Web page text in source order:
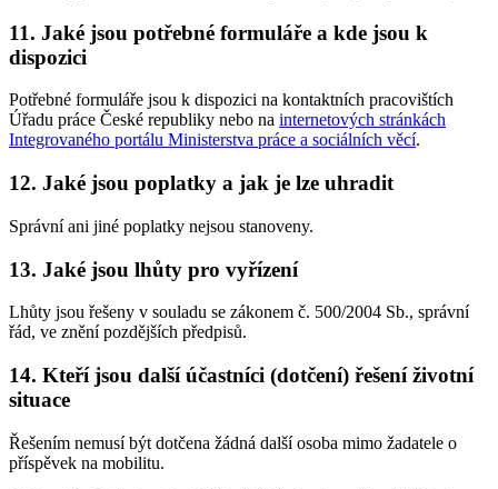
11. Jaké jsou potřebné formuláře a kde jsou k
dispozici
Potřebné formuláře jsou k dispozici na kontaktních pracovištích
Úřadu práce České republiky nebo na internetových stránkách
Integrovaného portálu Ministerstva práce a sociálních věcí.
12. Jaké jsou poplatky a jak je lze uhradit
Správní ani jiné poplatky nejsou stanoveny.
13. Jaké jsou lhůty pro vyřízení
Lhůty jsou řešeny v souladu se zákonem č. 500/2004 Sb., správní
řád, ve znění pozdějších předpisů.
14. Kteří jsou další účastníci (dotčení) řešení životní
situace
Řešením nemusí být dotčena žádná další osoba mimo žadatele o
příspěvek na mobilitu.